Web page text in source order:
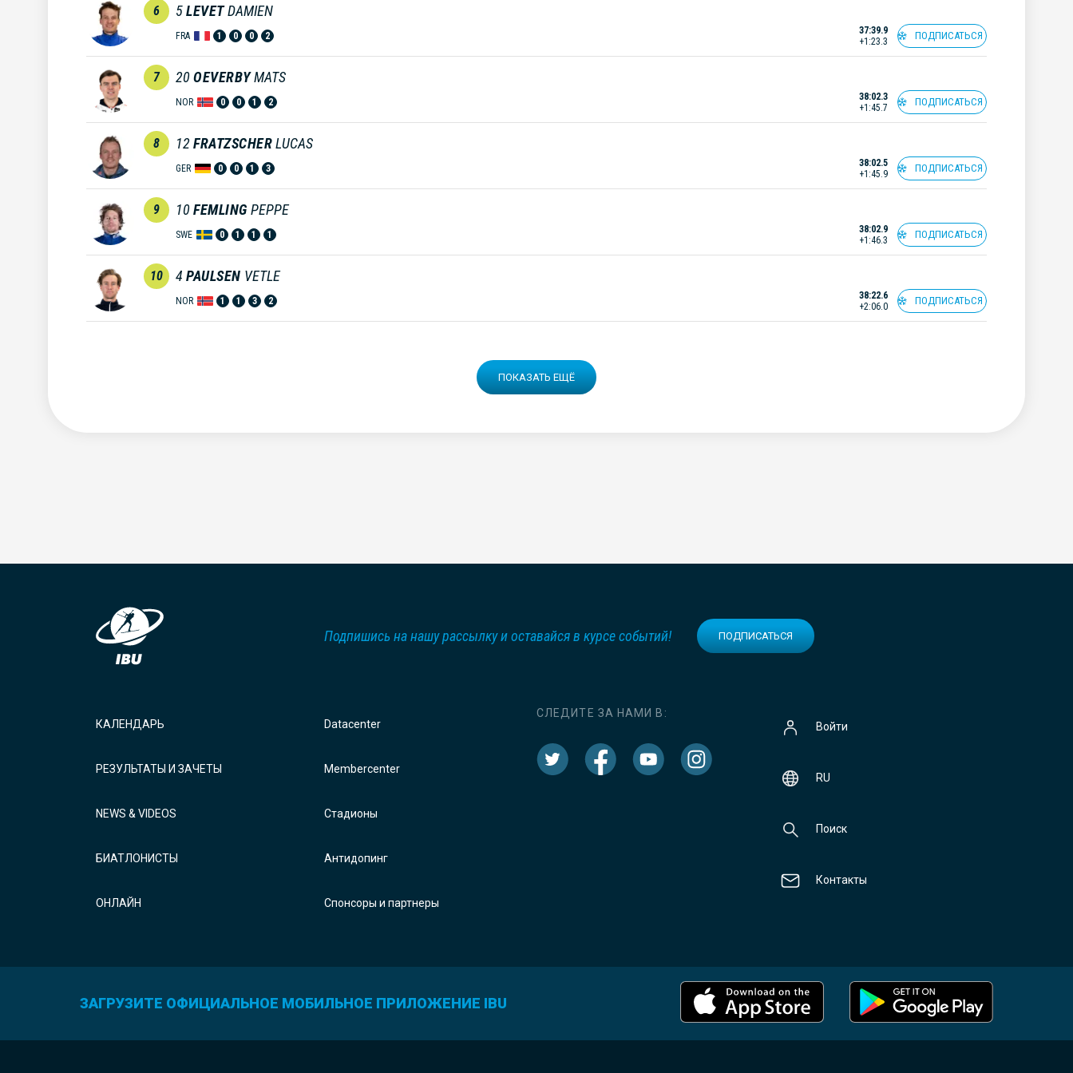
6 5LEVET DAMIEN
FRA 1 0 0 2
37:39.9
+1:23.3
ПОДПИСАТЬСЯ
7 20 OEVERBY MATS
NOR 0 0 1 2
38:02.3
+1:45.7
ПОДПИСАТЬСЯ
8 12 FRATZSCHERLUCAS
GER 0 0 1 3
38:02.5
+1:45.9
ПОДПИСАТЬСЯ
9 10 FEMLING PEPPE
SWE 0 1 1 1
38:02.9
+1:46.3
ПОДПИСАТЬСЯ
10 4 PAULSEN VETLE
NOR 1 1 3 2
38:22.6
+2:06.0
ПОДПИСАТЬСЯ
ПОКАЗАТЬ ЕЩЁ
Подпишись на нашу рассылку и оставайся в курсе событий! ПОДПИСАТЬСЯ
КАЛЕНДАРЬ
РЕЗУЛЬТАТЫ И ЗАЧЕТЫ
NEWS & VIDEOS
БИАТЛОНИСТЫ
ОНЛАЙН
Datacenter
Membercenter
Стадионы
Антидопинг
Спонсоры и партнеры
СЛЕДИТЕ ЗА НАМИ В:
Войти
RU
Поиск
Контакты
ЗАГРУЗИТЕ ОФИЦИАЛЬНОЕ МОБИЛЬНОЕ ПРИЛОЖЕНИЕ IBU